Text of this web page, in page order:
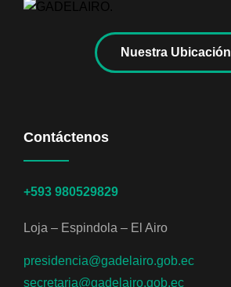
Nuestra Ubicación
Contáctenos
+593 980529829
Loja – Espindola – El Airo
presidencia@gadelairo.gob.ec
secretaria@gadelairo.gob.ec